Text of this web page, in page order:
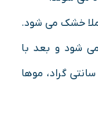
خشک می شود.
شود و بعد با
با دمای ۱۸۰ درجه سانتی گراد، موها